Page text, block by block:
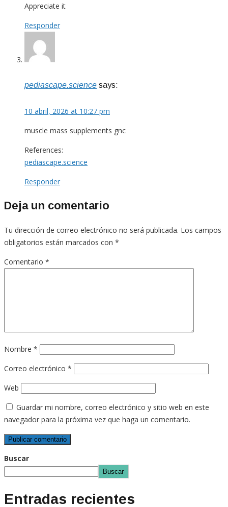
Appreciate it
Responder
pediascape.science says:
10 abril, 2026 at 10:27 pm
muscle mass supplements gnc
References:
pediascape.science
Responder
Deja un comentario
Tu dirección de correo electrónico no será publicada. Los campos
obligatorios están marcados con *
Comentario *
Nombre *
Correo electrónico *
Web
Guardar mi nombre, correo electrónico y sitio web en este
navegador para la próxima vez que haga un comentario.
Buscar
Buscar
Entradas recientes